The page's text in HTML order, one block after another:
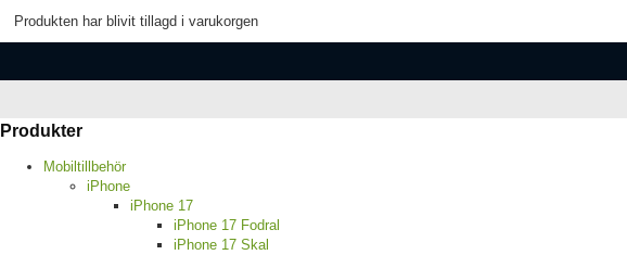
Produkten har blivit tillagd i varukorgen
Produkter
Mobiltillbehör
iPhone
iPhone 17
iPhone 17 Fodral
iPhone 17 Skal